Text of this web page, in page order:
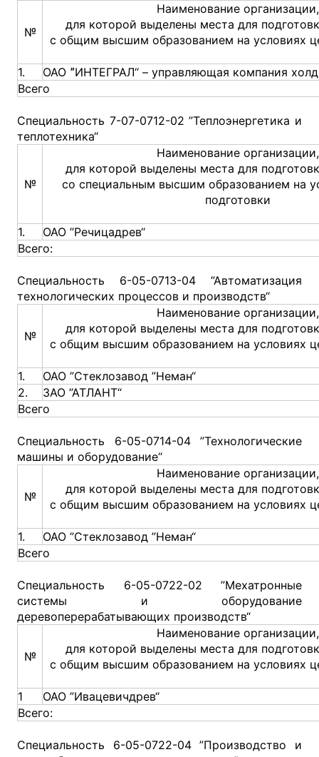
№
Наименование организации,
для которой выделены места для
с общим высшим образованием на условиях
1.
ОАО ˮИНТЕГРАЛ“ – управляющая компания
Всего
Специальность 7-07-0712-02 ”Теплоэнергетика и
теплотехника“
№
Наименование организации,
для которой выделены места для
со специальным высшим образованием на
подготовки
1.
ОАО ”Речицадрев“
Всего:
Специальность 6-05-0713-04 ”Автоматизация
технологических процессов и производств“
№
Наименование организации,
для которой выделены места для
с общим высшим образованием на условиях
1.
ОАО ”Стеклозавод ”Неман“
2.
ЗАО ”АТЛАНТ“
Всего
Специальность 6-05-0714-04 ”Технологические
машины и оборудование“
№
Наименование организации,
для которой выделены места для
с общим высшим образованием на условиях
1.
ОАО ”Стеклозавод ”Неман“
Всего
Специальность 6-05-0722-02 ”Мехатронные
системы и оборудование
деревоперерабатывающих производств“
№
Наименование организации,
для которой выделены места для
с общим высшим образованием на условиях
1
ОАО ”Ивацевичдрев“
Всего:
Специальность 6-05-0722-04 ”Производство и